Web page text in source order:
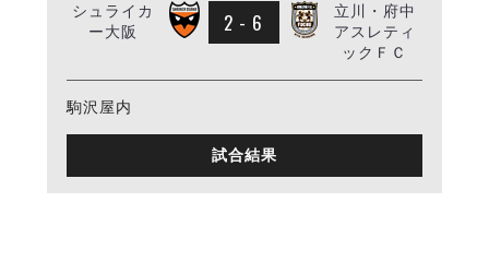
しながわシティ
立川アスレティックFC
ペスカドーラ町田
湘南ベルマーレ
ボアルース長野
名古屋オーシャンズFOLLOW US!
シュライカ
ー大阪
2 - 6
立川・府中
アスレティ
ックＦＣ
駒沢屋内
試合結果